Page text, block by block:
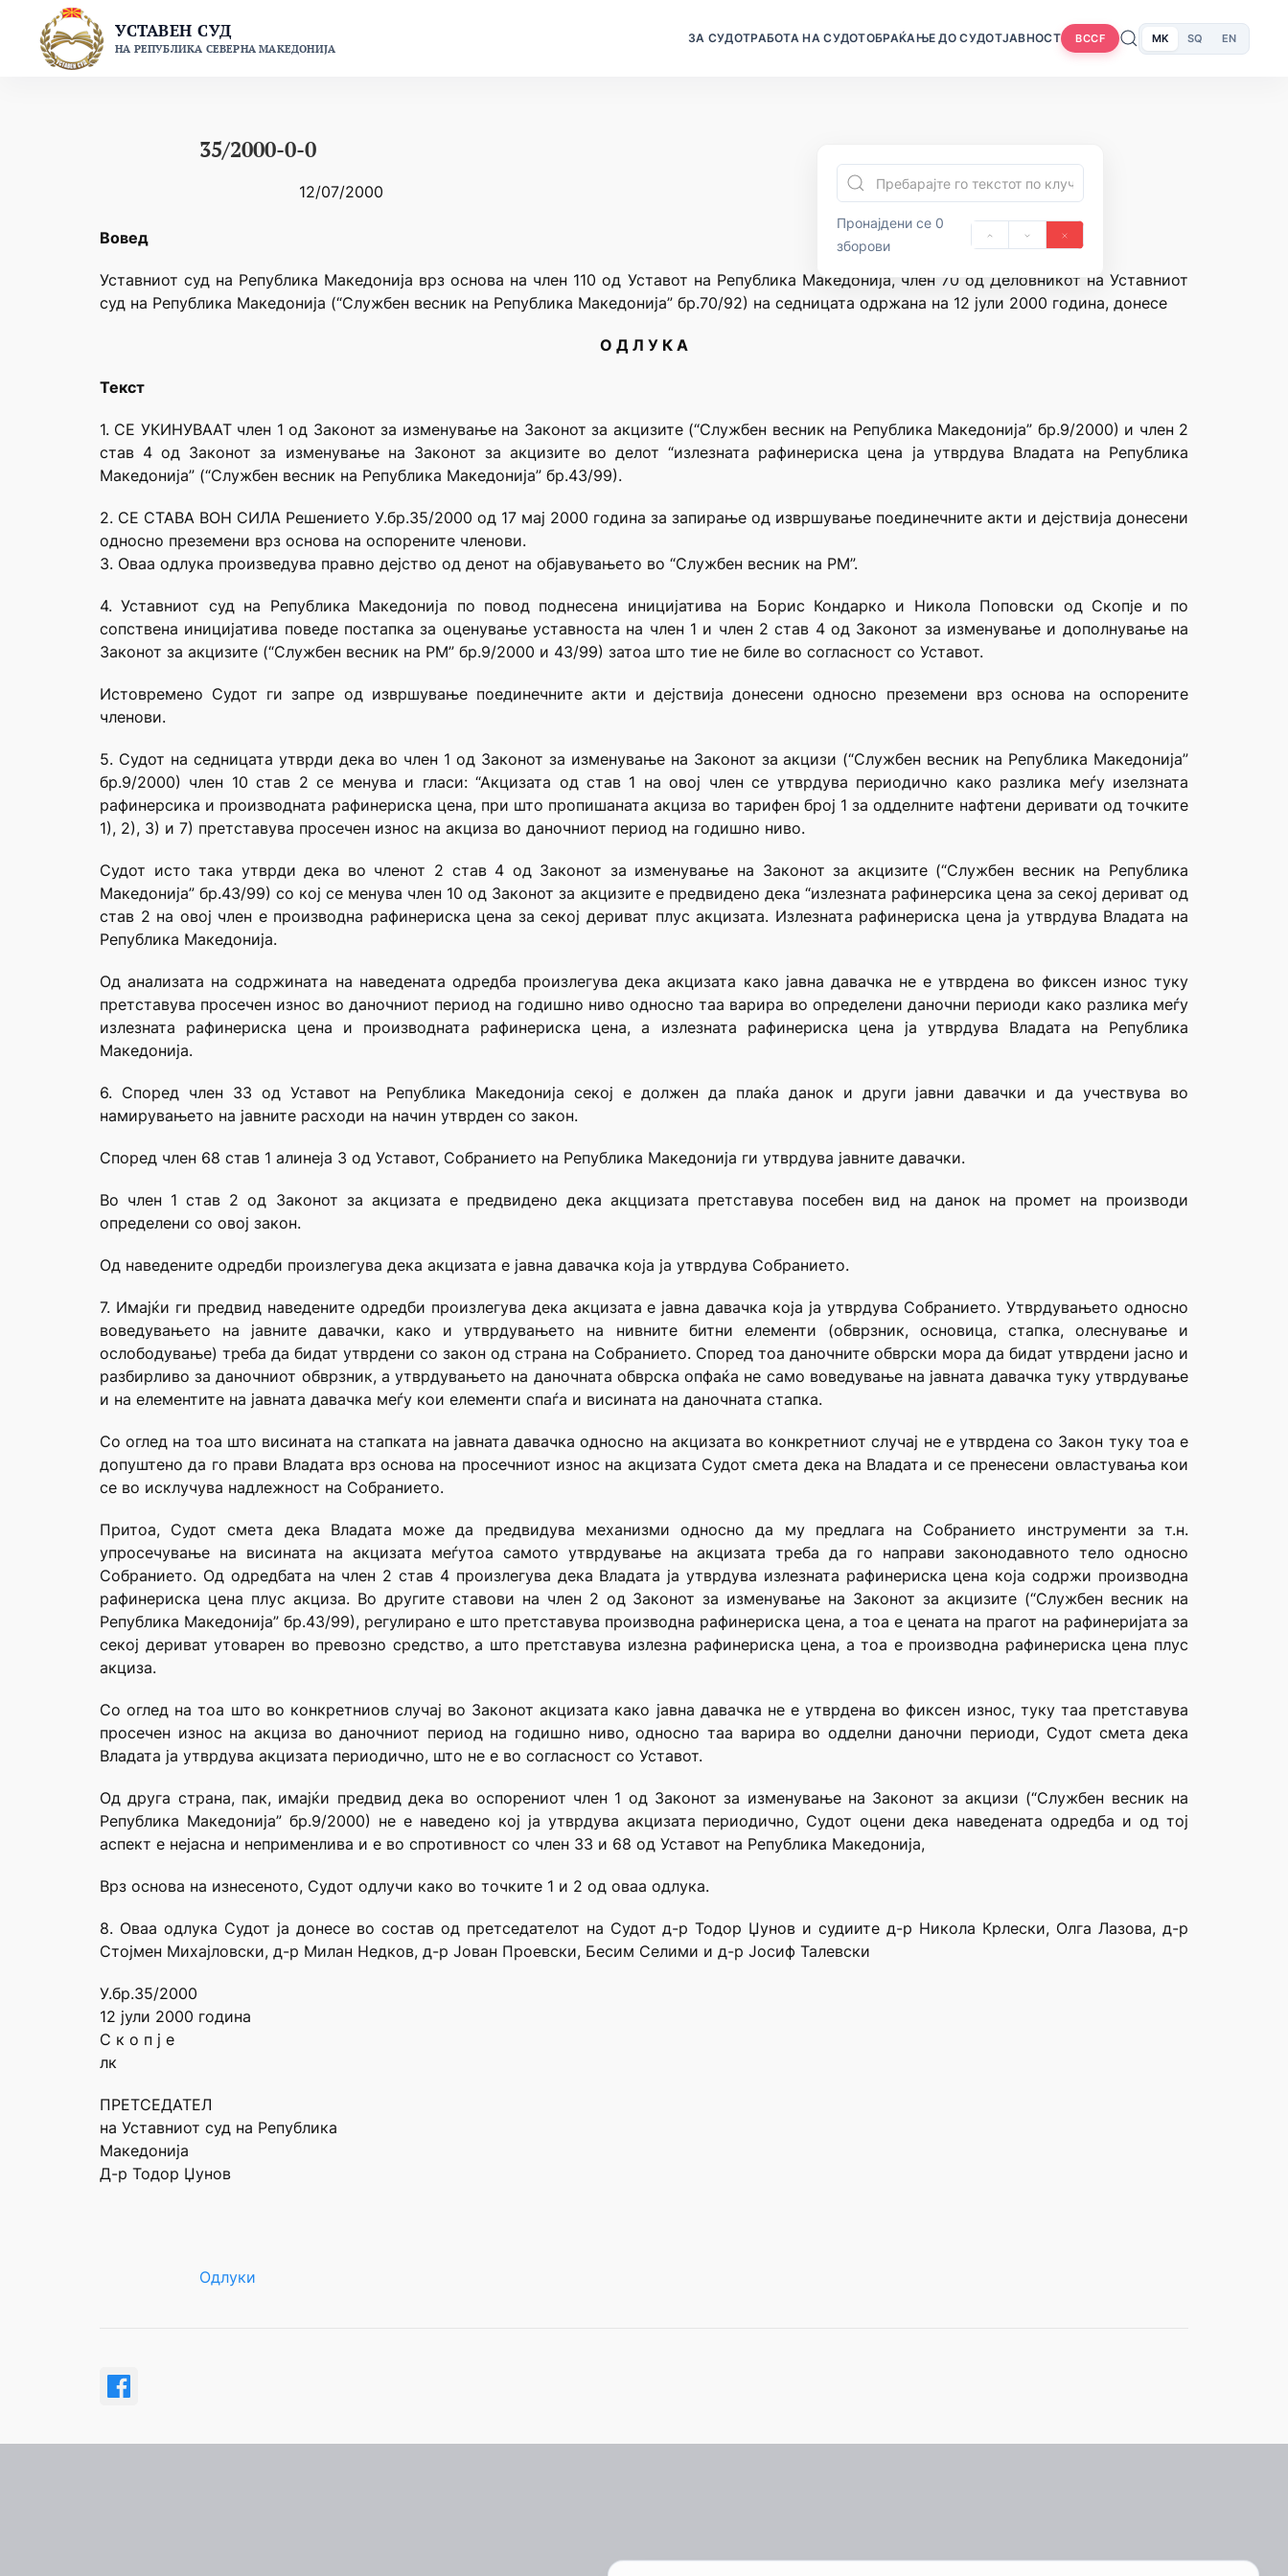
content
УСТАВЕН СУД
НА РЕПУБЛИКА СЕВЕРНА МАКЕДОНИЈА
ЗА СУДОТРАБОТА НА СУДОТОБРАЌАЊЕ ДО СУДОТЈАВНОСТ BCCF MK SQ EN
35/2000-0-0
12/07/2000
Пронајдени се 0
зборови
Вовед
Уставниот суд на Република Македонија врз основа на член 110 од Уставот на Република Македонија, член 70 од Деловникот на Уставниот
суд на Република Македонија (“Службен весник на Република Македонија” бр.70/92) на седницата одржана на 12 јули 2000 година, донесе
О Д Л У К А
Текст
1. СЕ УКИНУВААТ член 1 од Законот за изменување на Законот за акцизите (“Службен весник на Република Македонија” бр.9/2000) и член 2
став 4 од Законот за изменување на Законот за акцизите во делот “излезната рафинериска цена ја утврдува Владата на Република
Македонија” (“Службен весник на Република Македонија” бр.43/99).
2. СЕ СТАВА ВОН СИЛА Решението У.бр.35/2000 од 17 мај 2000 година за запирање од извршување поединечните акти и дејствија донесени
односно преземени врз основа на оспорените членови.
3. Оваа одлука произведува правно дејство од денот на објавувањето во “Службен весник на РМ”.
4. Уставниот суд на Република Македонија по повод поднесена иницијатива на Борис Кондарко и Никола Поповски од Скопје и по
сопствена иницијатива поведе постапка за оценување уставноста на член 1 и член 2 став 4 од Законот за изменување и дополнување на
Законот за акцизите (“Службен весник на РМ” бр.9/2000 и 43/99) затоа што тие не биле во согласност со Уставот.
Истовремено Судот ги запре од извршување поединечните акти и дејствија донесени односно преземени врз основа на оспорените
членови.
5. Судот на седницата утврди дека во член 1 од Законот за изменување на Законот за акцизи (“Службен весник на Република Македонија”
бр.9/2000) член 10 став 2 се менува и гласи: “Акцизата од став 1 на овој член се утврдува периодично како разлика меѓу изелзната
рафинерсика и производната рафинериска цена, при што пропишаната акциза во тарифен број 1 за одделните нафтени деривати од точките
1), 2), 3) и 7) претставува просечен износ на акциза во даночниот период на годишно ниво.
Судот исто така утврди дека во членот 2 став 4 од Законот за изменување на Законот за акцизите (“Службен весник на Република
Македонија” бр.43/99) со кој се менува член 10 од Законот за акцизите е предвидено дека “излезната рафинерсика цена за секој дериват од
став 2 на овој член е производна рафинериска цена за секој дериват плус акцизата. Излезната рафинериска цена ја утврдува Владата на
Република Македонија.
Од анализата на содржината на наведената одредба произлегува дека акцизата како јавна давачка не е утврдена во фиксен износ туку
претставува просечен износ во даночниот период на годишно ниво односно таа варира во определени даночни периоди како разлика меѓу
излезната рафинериска цена и производната рафинериска цена, а излезната рафинериска цена ја утврдува Владата на Република
Македонија.
6. Според член 33 од Уставот на Република Македонија секој е должен да плаќа данок и други јавни давачки и да учествува во
намирувањето на јавните расходи на начин утврден со закон.
Според член 68 став 1 алинеја 3 од Уставот, Собранието на Република Македонија ги утврдува јавните давачки.
Во член 1 став 2 од Законот за акцизата е предвидено дека акццизата претставува посебен вид на данок на промет на производи
определени со овој закон.
Од наведените одредби произлегува дека акцизата е јавна давачка која ја утврдува Собранието.
7. Имајќи ги предвид наведените одредби произлегува дека акцизата е јавна давачка која ја утврдува Собранието. Утврдувањето односно
воведувањето на јавните давачки, како и утврдувањето на нивните битни елементи (обврзник, основица, стапка, олеснување и
ослободување) треба да бидат утврдени со закон од страна на Собранието. Според тоа даночните обврски мора да бидат утврдени јасно и
разбирливо за даночниот обврзник, а утврдувањето на даночната обврска опфаќа не само воведување на јавната давачка туку утврдување
и на елементите на јавната давачка меѓу кои елементи спаѓа и висината на даночната стапка.
Со оглед на тоа што висината на стапката на јавната давачка односно на акцизата во конкретниот случај не е утврдена со Закон туку тоа е
допуштено да го прави Владата врз основа на просечниот износ на акцизата Судот смета дека на Владата и се пренесени овластувања кои
се во исклучува надлежност на Собранието.
Притоа, Судот смета дека Владата може да предвидува механизми односно да му предлага на Собранието инструменти за т.н.
упросечување на висината на акцизата меѓутоа самото утврдување на акцизата треба да го направи законодавното тело односно
Собранието. Од одредбата на член 2 став 4 произлегува дека Владата ја утврдува излезната рафинериска цена која содржи производна
рафинериска цена плус акциза. Во другите ставови на член 2 од Законот за изменување на Законот за акцизите (“Службен весник на
Република Македонија” бр.43/99), регулирано е што претставува производна рафинериска цена, а тоа е цената на прагот на рафинеријата за
секој дериват утоварен во превозно средство, а што претставува излезна рафинериска цена, а тоа е производна рафинериска цена плус
акциза.
Со оглед на тоа што во конкретниов случај во Законот акцизата како јавна давачка не е утврдена во фиксен износ, туку таа претставува
просечен износ на акциза во даночниот период на годишно ниво, односно таа варира во одделни даночни периоди, Судот смета дека
Владата ја утврдува акцизата периодично, што не е во согласност со Уставот.
Од друга страна, пак, имајќи предвид дека во оспорениот член 1 од Законот за изменување на Законот за акцизи (“Службен весник на
Република Македонија” бр.9/2000) не е наведено кој ја утврдува акцизата периодично, Судот оцени дека наведената одредба и од тој
аспект е нејасна и неприменлива и е во спротивност со член 33 и 68 од Уставот на Република Македонија,
Врз основа на изнесеното, Судот одлучи како во точките 1 и 2 од оваа одлука.
8. Оваа одлука Судот ја донесе во состав од претседателот на Судот д-р Тодор Џунов и судиите д-р Никола Крлески, Олга Лазова, д-р
Стојмен Михајловски, д-р Милан Недков, д-р Јован Проевски, Бесим Селими и д-р Јосиф Талевски
У.бр.35/2000
12 јули 2000 година
С к о п ј е
лк
ПРЕТСЕДАТЕЛ
на Уставниот суд на Република
Македонија
Д-р Тодор Џунов
Одлуки